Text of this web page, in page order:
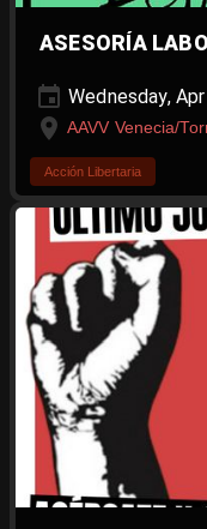
ASESORÍA
Wednesday,
AAVV Venecia/
Acción Libertaria